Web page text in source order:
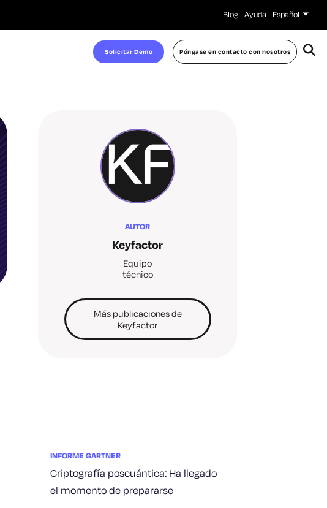
Blog Ayuda Español
Solicitar Demo Póngase en contacto con nosotros
AUTOR
Keyfactor
Equipo
técnico
Más publicaciones de
Keyfactor
INFORME GARTNER
Criptografía poscuántica: Ha llegado
el momento de prepararse